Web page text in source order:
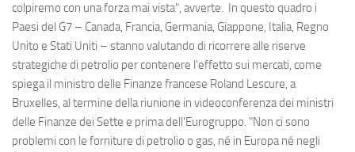
colpiremo con una forza mai vista", avverte. In questo quadro i
Paesi del G7 – Canada, Francia, Germania, Giappone, Italia, Regno
Unito e Stati Uniti – stanno valutando di ricorrere alle riserve
strategiche di petrolio per contenere l'effetto sui mercati, come
spiega il ministro delle Finanze francese Roland Lescure, a
Bruxelles, al termine della riunione in videoconferenza dei ministri
delle Finanze dei Sette e prima dell'Eurogruppo. "Non ci sono
problemi con le forniture di petrolio o gas, né in Europa né negli